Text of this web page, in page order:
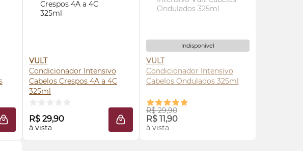
ADICIONAR À SACOLA
VULT
Condicionador Intensivo
Cabelos Crespos 4A a 4C
325ml
R$ 29,90
à vista
COMPRE AGORA ❯
ADICIONAR À SACOLA
Indisponível
VULT
Condicionador Intensivo
Cabelos Ondulados 325ml
R$ 29,90
R$ 11,90
à vista
AVISE-ME